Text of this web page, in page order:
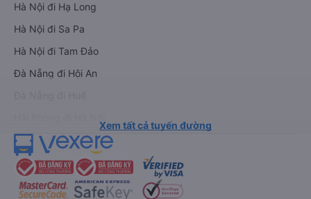
Hà Nội đi Hạ Long
Hà Nội đi Sa Pa
Hà Nội đi Tam Đảo
Đà Nẵng đi Hội An
Xem tất cả tuyến đường